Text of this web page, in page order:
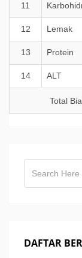
11
12 Lemak
13 Protein
14 ALT
Total
DAFTAR